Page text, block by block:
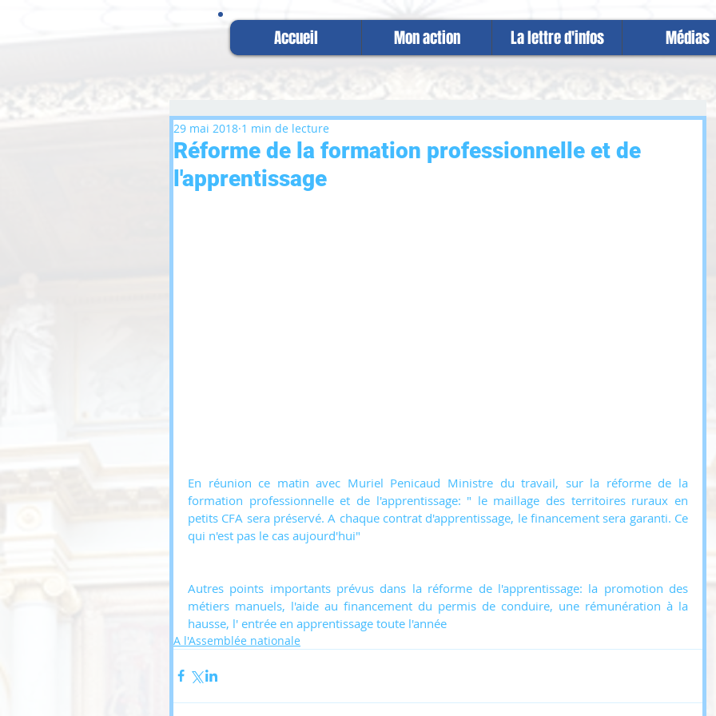
Accueil Mon action La lettre d'infos Médias
Réforme de la formation professionnelle et de
l'apprentissage
29 mai 2018 1 min de lecture
En réunion ce matin avec Muriel Penicaud Ministre du travail, sur la réforme de la
formation professionnelle et de l'apprentissage: " le maillage des territoires ruraux en
petits CFA sera préservé. A chaque contrat d'apprentissage, le financement sera garanti. Ce
qui n'est pas le cas aujourd'hui"
Autres points importants prévus dans la réforme de l'apprentissage: la promotion des
métiers manuels, l'aide au financement du permis de conduire, une rémunération à la
hausse, l' entrée en apprentissage toute l'année
A l'Assemblée nationale